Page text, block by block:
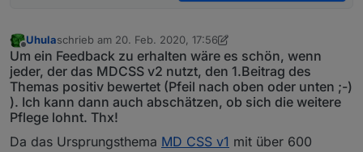
Offline
Uhulaschrieb am 20. Feb. 2020, 17:56
zuletzt editiert von Uhula5. Jan. 2020, 21:30
Um ein Feedback zu erhalten wäre es schön, wenn
jeder, der das MDCSS v2 nutzt, den 1.Beitrag des
Themas positiv bewertet (Pfeil nach oben oder unten ;-)
). Ich kann dann auch abschätzen, ob sich die weitere
Pflege lohnt. Thx!
Da das Ursprungsthema MD CSS v1 mit über 600